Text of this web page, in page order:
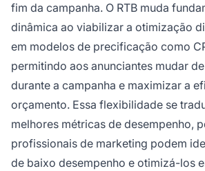
fim da campanha. O RTB muda
dinâmica ao viabilizar a otimização
em modelos de precificação como
permitindo aos anunciantes mudar
durante a campanha e maximizar a
orçamento. Essa flexibilidade se
melhores métricas de desempenho,
profissionais de marketing podem
de baixo desempenho e otimizá-los